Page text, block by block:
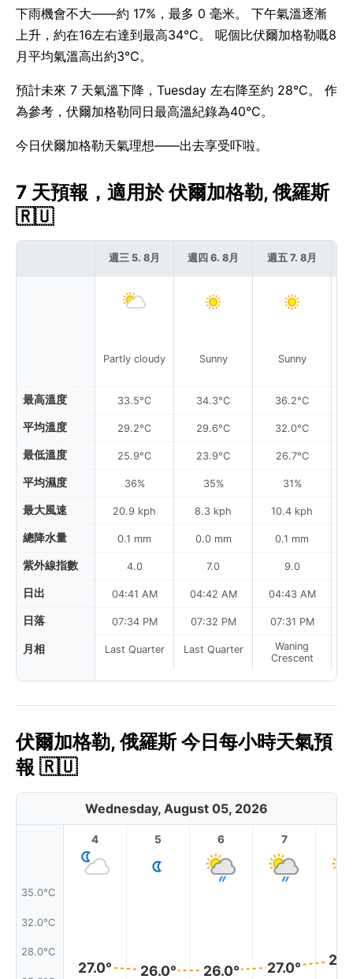
下雨機會不大——約 17%，最多 0 毫米。 下午氣溫逐漸
上升，約在16左右達到最高34°C。 呢個比伏爾加格勒嘅8
月平均氣溫高出約3°C。
預計未來 7 天氣溫下降，Tuesday 左右降至約 28°C。 作
為參考，伏爾加格勒同日最高溫紀錄為40°C。
今日伏爾加格勒天氣理想——出去享受吓啦。
7 天預報，適用於 伏爾加格勒, 俄羅斯
🇷🇺
最高溫度
平均溫度
最低溫度
平均濕度
最大風速
總降水量
紫外線指數
日出
日落
月相
週三 5. 8月
Partly cloudy
33.5°C
29.2°C
25.9°C
36%
20.9 kph
0.1 mm
4.0
04:41 AM
07:34 PM
Last Quarter
週四 6. 8月
Sunny
34.3°C
29.6°C
23.9°C
35%
8.3 kph
0.0 mm
7.0
04:42 AM
07:32 PM
Last Quarter
週五 7. 8月
Sunny
36.2°C
32.0°C
26.7°C
31%
10.4 kph
0.1 mm
9.0
04:43 AM
07:31 PM
Waning
Crescent
伏爾加格勒, 俄羅斯 今日每小時天氣預
報 🇷🇺
Wednesday, August 05, 2026
35.0°C
32.0°C
28.0°C
4
27.0°
5
26.0°
6
26.0°
7
27.0°